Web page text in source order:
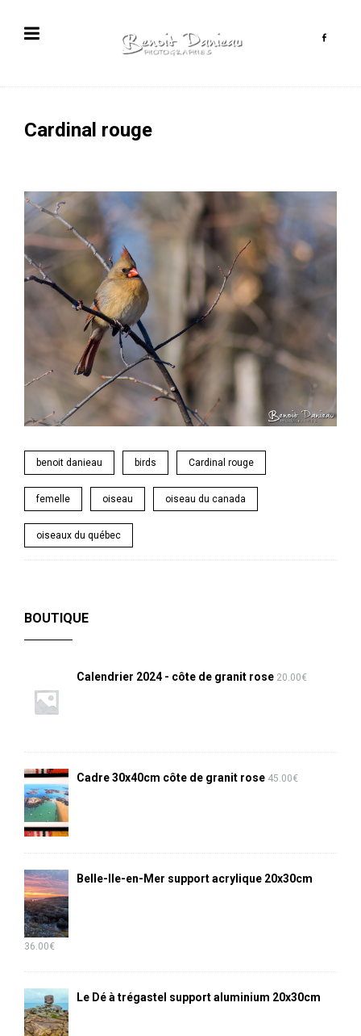
Cardinal rouge
benoit danieau birds Cardinal rouge
femelle oiseau oiseau du canada
oiseaux du québec
BOUTIQUE
Calendrier 2024 - côte de granit rose 20.00€
Cadre 30x40cm côte de granit rose 45.00€
Belle-Ile-en-Mer support acrylique 20x30cm
36.00€
Le Dé à trégastel support aluminium 20x30cm